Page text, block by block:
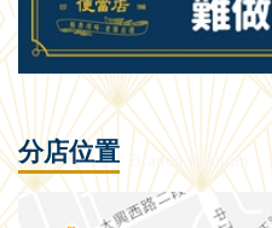
分店位置 Branch Position